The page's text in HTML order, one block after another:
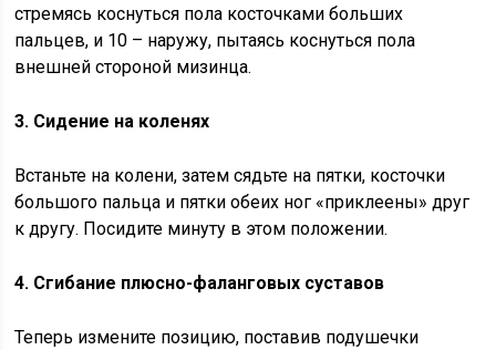
стремясь коснуться пола косточками больших
пальцев, и 10 – наружу, пытаясь коснуться пола
внешней стороной мизинца.
3. Сидение на коленях
Встаньте на колени, затем сядьте на пятки, косточки
большого пальца и пятки обеих ног «приклеены» друг
к другу. Посидите минуту в этом положении.
4. Сгибание плюсно-фаланговых суставов
Теперь измените позицию, поставив подушечки